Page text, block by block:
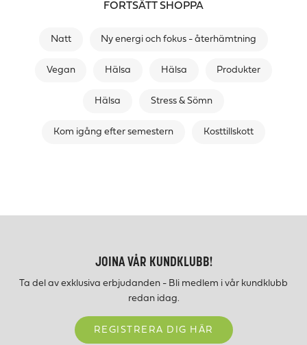
FORTSÄTT SHOPPA
Natt Ny energi och fokus - återhämtning
Vegan Hälsa Hälsa Produkter
Hälsa Stress & Sömn
Kom igång efter semestern Kosttillskott
JOINA VÅR KUNDKLUBB!
Ta del av exklusiva erbjudanden - Bli medlem i vår kundklubb
redan idag.
REGISTRERA DIG HÄR